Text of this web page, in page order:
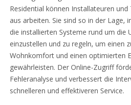
Residential können Installateuren
aus arbeiten. Sie sind so in der Lage,
die installierten Systeme rund um die
einzustellen und zu regeln, um einen
Wohnkomfort und einen optimierten
gewährleisten. Der Online-Zugriff
Fehleranalyse und verbessert die
schnelleren und effektiveren Service.